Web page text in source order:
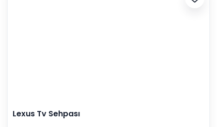
Lexus Tv Sehpası